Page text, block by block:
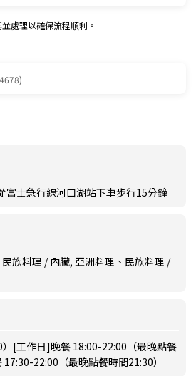
處理以確保流程順利。
富士急行線河口湖站下車步行15分鐘
族料理 / 內臟, 亞洲料理、民族料理 /
[工作日]晚餐 18:00-22:00（最晚點餐
22:00（最晚點餐時間21:30）